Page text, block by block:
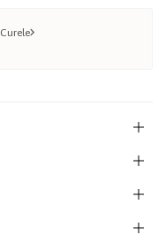
Curele